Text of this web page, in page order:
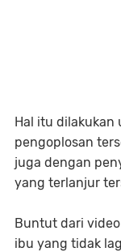
Hal itu dilakukan
pengoplosan
juga dengan
yang terlanjur
Buntut dari
ibu yang tidak